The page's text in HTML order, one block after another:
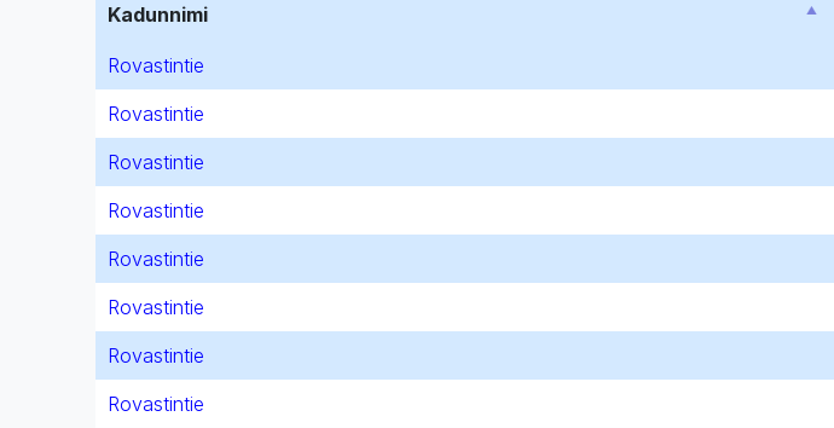
Kadunnimi
Rovastintie
Rovastintie
Rovastintie
Rovastintie
Rovastintie
Rovastintie
Rovastintie
Rovastintie